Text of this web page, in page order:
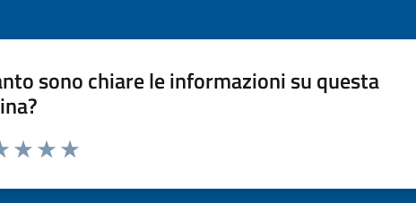
sono chiare le informazioni su questa
1 a 5 stelle la pagina